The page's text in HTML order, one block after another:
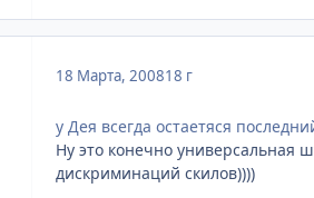
18 Марта, 200818 г
у Дея всегда остаетяся
Ну это конечно универсальная
дискриминаций скилов))))